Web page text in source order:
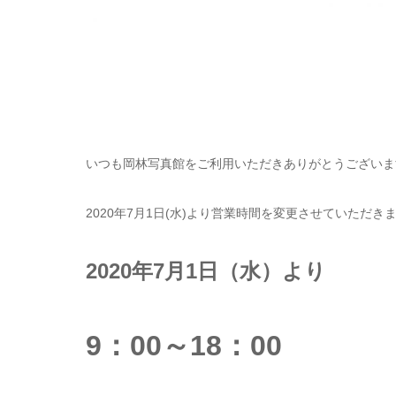
いつも岡林写真館をご利用いただきありがとうございま
2020年7月1日(水)より営業時間を変更させていただきま
2020年7月1日（水）より
9：00～18：00